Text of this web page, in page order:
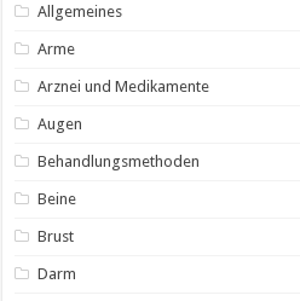
Allgemeines
Arme
Arznei und Medikamente
Augen
Behandlungsmethoden
Beine
Brust
Darm